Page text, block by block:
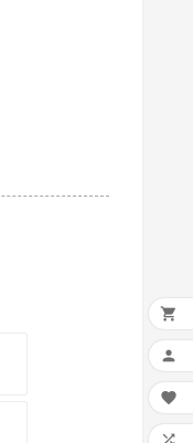



